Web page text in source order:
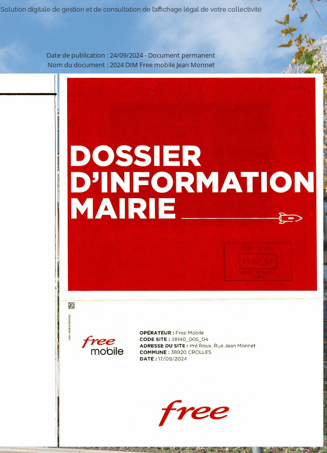
Solution digitale de gestion et de consultation de l’affichage légal de votre collectivité
Date de publication : 24/09/2024- Document permanent
Nom du document : 2024 DIM Free mobile Jean Monnet